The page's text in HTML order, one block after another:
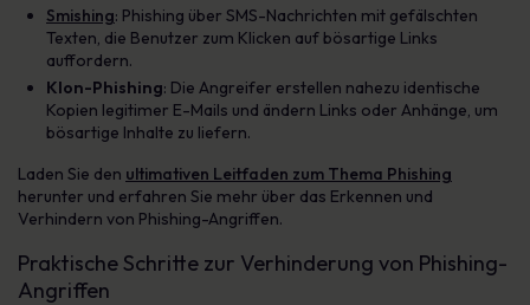
Smishing: Phishing über SMS-Nachrichten mit gefälschten
Texten, die Benutzer zum Klicken auf bösartige Links
auffordern.
Klon-Phishing: Die Angreifer erstellen nahezu identische
Kopien legitimer E-Mails und ändern Links oder Anhänge, um
bösartige Inhalte zu liefern.
Laden Sie den ultimativen Leitfaden zum Thema Phishing
herunter und erfahren Sie mehr über das Erkennen und
Verhindern von Phishing-Angriffen.
Praktische Schritte zur Verhinderung von Phishing-
Angriffen